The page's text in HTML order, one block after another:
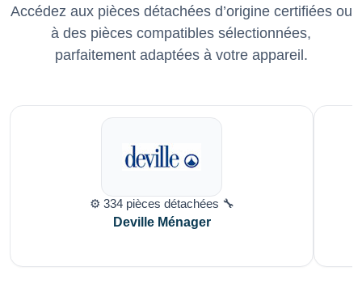
Accédez aux pièces détachées d’origine certifiées ou
à des pièces compatibles sélectionnées,
parfaitement adaptées à votre appareil.
⚙️ 334 pièces détachées 🔧
Deville Ménager